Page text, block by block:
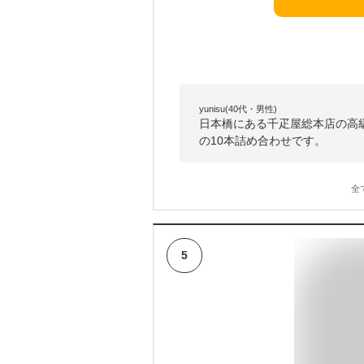
yunisu(40代・男性)
日本橋にある千疋屋総本店の
の10本詰め合わせです。
全
5